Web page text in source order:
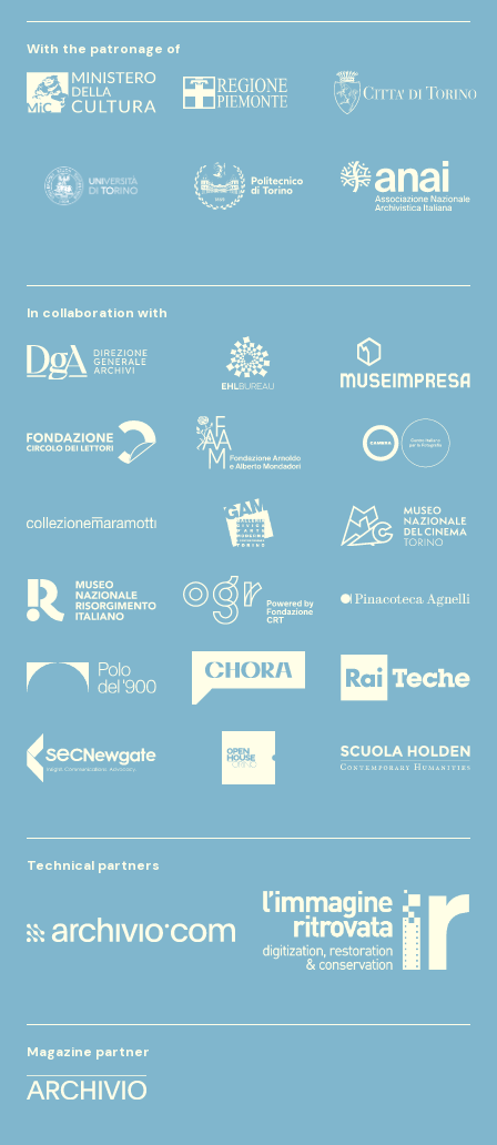
With the patronage of
In collaboration with
Technical partners
Magazine partner